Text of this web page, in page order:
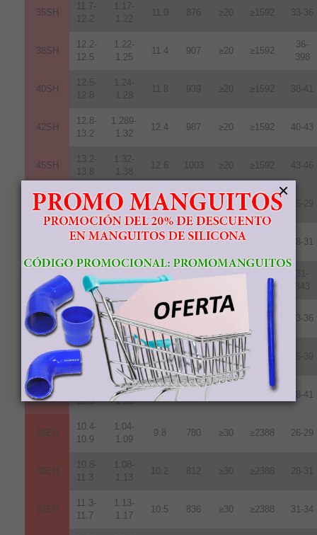
35SH
11.7-
12.2
1.17-
1.22
11.0 876 ≥20 ≥1592 33-36
38SH
12.2-
12.5
1.22-
1.25
11.4 907 ≥20 ≥1592
36-
398
40SH
12.5-
12.8
1.24-
1.28
11.8 939 ≥20 ≥1592 38-41
42SH
12.8-
13.2
1.289-
1.32
12.4 987 ≥20 ≥1592 40-43
45SH
13.2-
13.8
1.32-
1.38
12.6 1003 ≥20 ≥1592 43-46
28UH
10.2-
10.8
1.02-
1.08
9.6 764 ≥25 ≥1990 26-29
10.8-
1.08-
10.2 812 ≥25 28-31
33UH
11.3-
11.7
1.17
10.7 852 ≥1990
31-
343
35UH
11.8-
12.2
1.18-
1.22
10.8 860 ≥1990 33-36
38UH
12.2-
12.5
1.22-
1.25
11.0 876 ≥25 ≥1990 36-39
40UH
12.8
1.24-
1.28
11.3 ≥1990 38-41
28EH
10.4-
10.9
1.04-
1.09
9.8 780 ≥30 ≥2388 26-29
30EH
10.8-
11.3
1.08-
1.13
10.2 812 ≥30 ≥2388 28-31
33EH
11.3-
11.7
1.13-
1.17
10.5 836 ≥30 ≥2388 31-34
×